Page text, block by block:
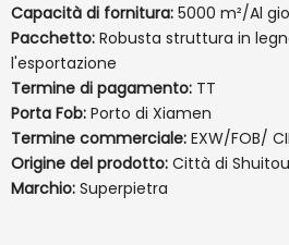
Capacità di fornitura: 5000 m²/Al
Pacchetto: Robusta struttura in
l'esportazione
Termine di pagamento: TT
Porta Fob: Porto di Xiamen
Termine commerciale: EXW/FOB/
Origine del prodotto: Città di
Marchio: Superpietra